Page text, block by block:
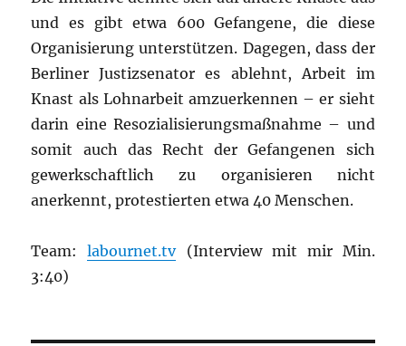
und es gibt etwa 600 Gefangene, die diese
Organisierung unterstützen. Dagegen, dass der
Berliner Justizsenator es ablehnt, Arbeit im
Knast als Lohnarbeit amzuerkennen – er sieht
darin eine Resozialisierungsmaßnahme – und
somit auch das Recht der Gefangenen sich
gewerkschaftlich zu organisieren nicht
anerkennt, protestierten etwa 40 Menschen.
Team:labournet.tv(Interview mit mir Min.
3:40)